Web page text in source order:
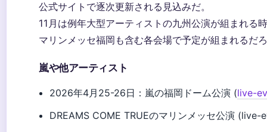
公式サイトで逐次更新される見込みだ。
11月は例年大型アーティストの九州公演が組まれる
マリンメッセ福岡も含む各会場で予定が組まれるだ
嵐や他アーティスト
2026年4月25-26日：嵐の福岡ドーム公演 (live-
DREAMS COME TRUEのマリンメッセ公演